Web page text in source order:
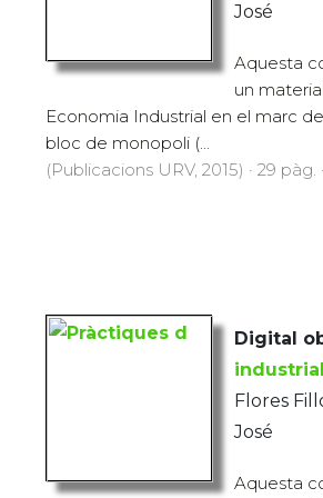
José
Aquesta
un
Economia Industrial en el marc
bloc de monopoli (...
(Publicacions URV, 2015) · 29 pàg.
Digital
industrial
Flores
José
Aquesta